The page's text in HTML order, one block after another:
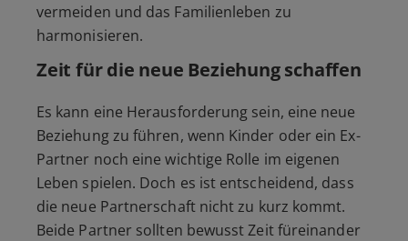
vermeiden und das Familienleben zu
harmonisieren.
Zeit für die neue Beziehung schaffen
Es kann eine Herausforderung sein, eine neue
Beziehung zu führen, wenn Kinder oder ein Ex-
Partner noch eine wichtige Rolle im eigenen
Leben spielen. Doch es ist entscheidend, dass
die neue Partnerschaft nicht zu kurz kommt.
Beide Partner sollten bewusst Zeit füreinander